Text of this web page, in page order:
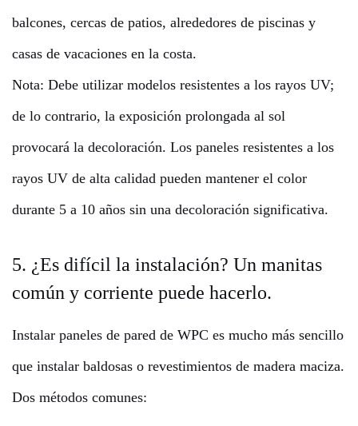
balcones, cercas de patios, alrededores de piscinas y
casas de vacaciones en la costa.
Nota: Debe utilizar modelos resistentes a los rayos UV;
de lo contrario, la exposición prolongada al sol
provocará la decoloración. Los paneles resistentes a los
rayos UV de alta calidad pueden mantener el color
durante 5 a 10 años sin una decoloración significativa.
5. ¿Es difícil la instalación? Un manitas
común y corriente puede hacerlo.
Instalar paneles de pared de WPC es mucho más sencillo
que instalar baldosas o revestimientos de madera maciza.
Dos métodos comunes: